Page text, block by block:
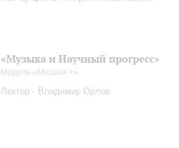
«Музыка и Научный прогресс»
Модуль «Музыка +»
Лектор - Владимир Орлов